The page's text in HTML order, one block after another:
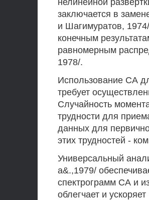
нелинейной
заключается в
и Шагимуратов,
конечным
равномерным
1978/.
Использование СА
требует
Случайность
трудности для
данных для
этих трудностей -
Универсальный
а&.,1979/
спектрограмм СА и
облегчает и